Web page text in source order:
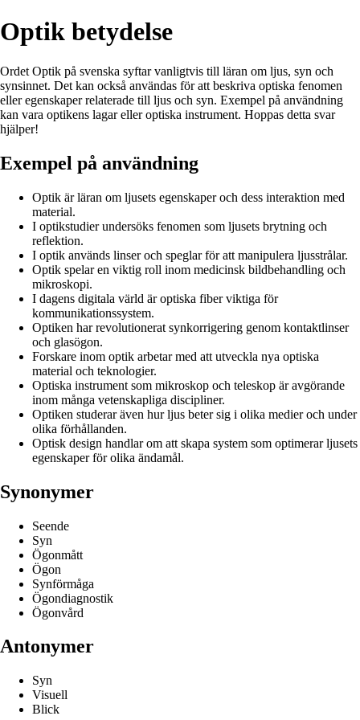
Optik betydelse
Ordet Optik på svenska syftar vanligtvis till läran om ljus, syn och
synsinnet. Det kan också användas för att beskriva optiska fenomen
eller egenskaper relaterade till ljus och syn. Exempel på användning
kan vara optikens lagar eller optiska instrument. Hoppas detta svar
hjälper!
Exempel på användning
Optik är läran om ljusets egenskaper och dess interaktion med
material.
I optikstudier undersöks fenomen som ljusets brytning och
reflektion.
I optik används linser och speglar för att manipulera ljusstrålar.
Optik spelar en viktig roll inom medicinsk bildbehandling och
mikroskopi.
I dagens digitala värld är optiska fiber viktiga för
kommunikationssystem.
Optiken har revolutionerat synkorrigering genom kontaktlinser
och glasögon.
Forskare inom optik arbetar med att utveckla nya optiska
material och teknologier.
Optiska instrument som mikroskop och teleskop är avgörande
inom många vetenskapliga discipliner.
Optiken studerar även hur ljus beter sig i olika medier och under
olika förhållanden.
Optisk design handlar om att skapa system som optimerar ljusets
egenskaper för olika ändamål.
Synonymer
Seende
Syn
Ögonmått
Ögon
Synförmåga
Ögondiagnostik
Ögonvård
Antonymer
Syn
Visuell
Blick